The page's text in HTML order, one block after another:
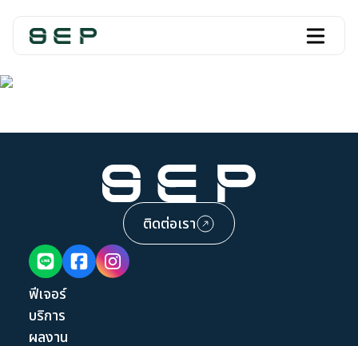
ติดต่อเรา
ฟีเจอร์
บริการ
ผลงาน